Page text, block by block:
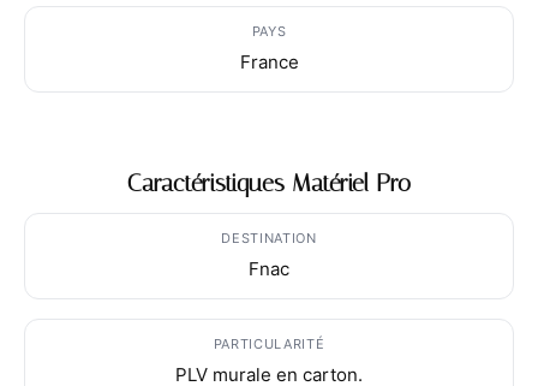
PAYS
France
Caractéristiques Matériel Pro
DESTINATION
Fnac
PARTICULARITÉ
PLV murale en carton.